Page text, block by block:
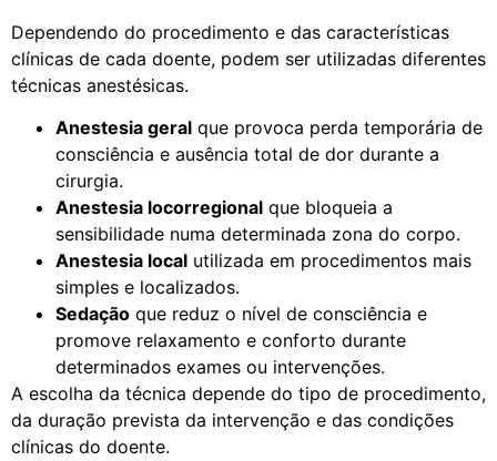
Dependendo do procedimento e das características
clínicas de cada doente, podem ser utilizadas diferentes
técnicas anestésicas.
Anestesia geral que provoca perda temporária de
consciência e ausência total de dor durante a
cirurgia.
Anestesia locorregional que bloqueia a
sensibilidade numa determinada zona do corpo.
Anestesia local utilizada em procedimentos mais
simples e localizados.
Sedação que reduz o nível de consciência e
promove relaxamento e conforto durante
determinados exames ou intervenções.
A escolha da técnica depende do tipo de procedimento,
da duração prevista da intervenção e das condições
clínicas do doente.